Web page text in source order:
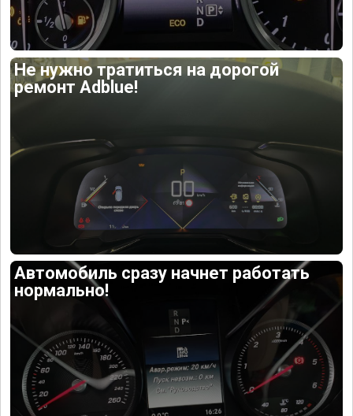
Не нужно тратиться на дорогой
ремонт Adblue!
Автомобиль сразу начнет работать
нормально!